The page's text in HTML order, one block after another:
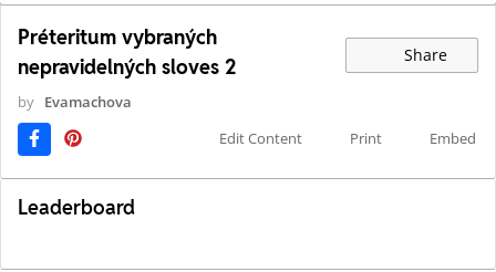
Préteritum vybraných
nepravidelných sloves 2
Share
by Evamachova
Edit Content
Print Embed
Leaderboard